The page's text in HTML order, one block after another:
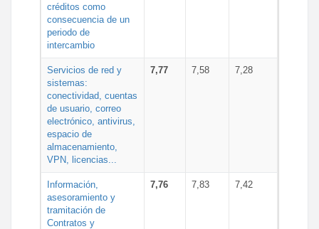
créditos como
consecuencia de un
periodo de
intercambio
Servicios de red y
sistemas:
conectividad, cuentas
de usuario, correo
electrónico, antivirus,
espacio de
almacenamiento,
VPN, licencias...
7,77 7,58 7,28
Información,
asesoramiento y
tramitación de
Contratos y
7,76 7,83 7,42